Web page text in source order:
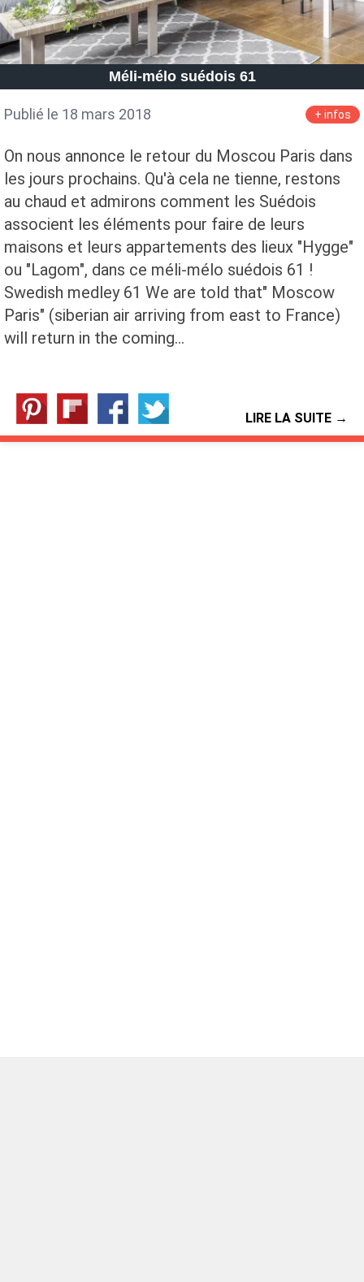
Méli-mélo suédois 61
Publié le 18 mars 2018 + infos
On nous annonce le retour du Moscou Paris dans
les jours prochains. Qu'à cela ne tienne, restons
au chaud et admirons comment les Suédois
associent les éléments pour faire de leurs
maisons et leurs appartements des lieux "Hygge"
ou "Lagom", dans ce méli-mélo suédois 61 !
Swedish medley 61 We are told that" Moscow
Paris" (siberian air arriving from east to France)
will return in the coming…
LIRE LA SUITE →